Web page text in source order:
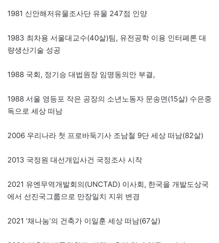
1981 신안해저유물조사단 유물 247점 인양
1983 최차용 서울대교수(40살)팀, 유전공학 이용 인터페론 대
량생산기술 성공
1988 국회, 정기승 대법원장 임명동의안 부결,
1988 서울 영등포 작은 공장의 소년노동자 문송면(15살) 수은중
독으로 세상 떠남
2006 우리나라 첫 프로바둑기사 조남철 9단 세상 떠남(82살)
2013 국정원 대선개입사건 국정조사 시작
2021 유엔무역개발회의(UNCTAD) 이사회, 한국을 개발도상국
에서 선진국그룹으로 만장일치 지위 변경
2021 ‘채나눔’의 건축가 이일훈 세상 떠남(67살)